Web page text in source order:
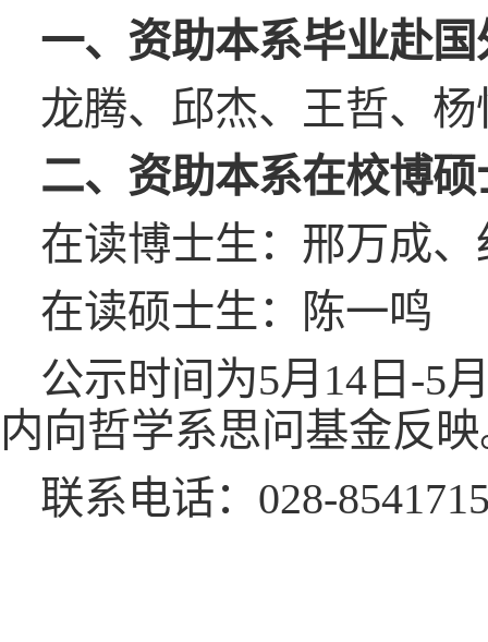
一、资助本系毕业赴
龙腾、邱杰、王哲、杨
二、资助本系在校博
在读博士生：邢万成
在读硕士生：陈一鸣
公示时间为5月14日-5
内向哲学系思问基金反
联系电话：028-